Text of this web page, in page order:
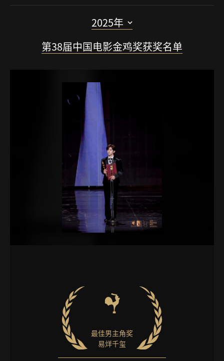
2025年
2025
2023
2022
2019
第38届中国电影金鸡奖获奖名单
最佳男主角奖
易烊千玺